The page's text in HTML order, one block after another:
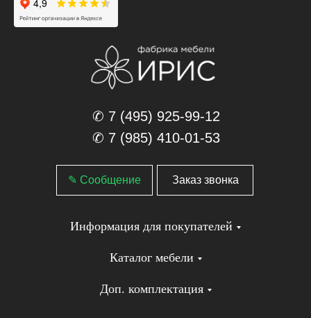
✆ 7 (495) 925-99-12
✆ 7 (985) 410-01-53
✎ Сообщение Заказ звонка
Информация для покупателей
Каталог мебели
Доп. комплектация